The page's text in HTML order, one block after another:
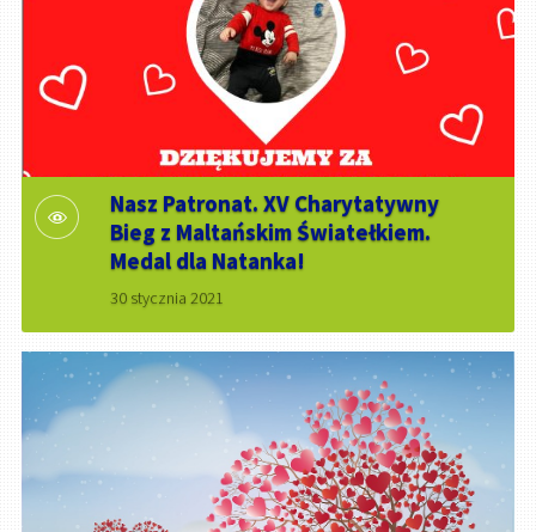
Nasz Patronat. XV Charytatywny
Bieg z Maltańskim Światełkiem.
Medal dla Natanka!
30 stycznia 2021